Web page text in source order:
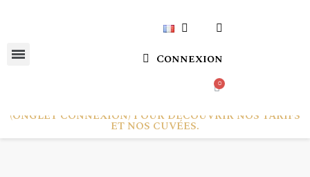
Connexion
(ONGLET CONNEXION) POUR DÉCOUVRIR NOS TARIFS
ET NOS CUVÉES.